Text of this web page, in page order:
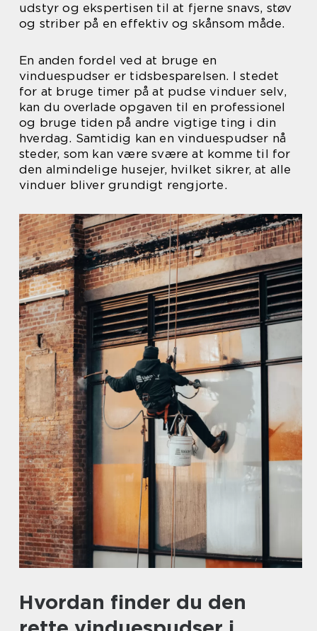
udstyr og ekspertisen til at fjerne snavs, støv
og striber på en effektiv og skånsom måde.
En anden fordel ved at bruge en
vinduespudser er tidsbesparelsen. I stedet
for at bruge timer på at pudse vinduer selv,
kan du overlade opgaven til en professionel
og bruge tiden på andre vigtige ting i din
hverdag. Samtidig kan en vinduespudser nå
steder, som kan være svære at komme til for
den almindelige husejer, hvilket sikrer, at alle
vinduer bliver grundigt rengjorte.
Hvordan finder du den